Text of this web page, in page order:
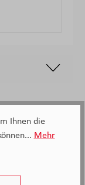
Ihnen die
Mehr